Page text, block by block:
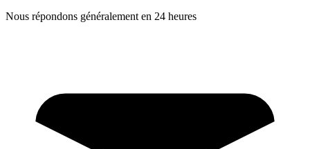
Nous répondons généralement en 24 heures